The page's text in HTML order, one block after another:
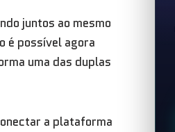
juntos ao mesmo
é possível agora
uma das duplas
a plataforma